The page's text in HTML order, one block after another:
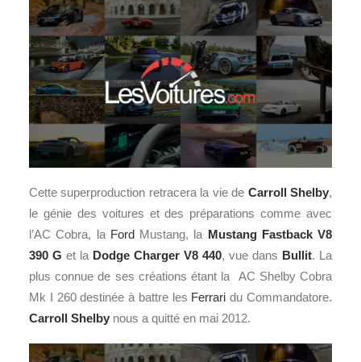
Cette superproduction retracera la vie de Carroll Shelby,
le génie des voitures et des préparations comme avec
l’AC Cobra, la FordMustang, la Mustang Fastback V8
390 G et la Dodge Charger V8 440, vue dans Bullit. La
plus connue de ses créations étant la AC Shelby Cobra
Mk I 260 destinée à battre les Ferrari du Commandatore.
Carroll Shelby nous a quitté en mai 2012.